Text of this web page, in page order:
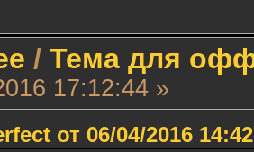
/ Тема для
17:12:44 »
от 06/04/2016